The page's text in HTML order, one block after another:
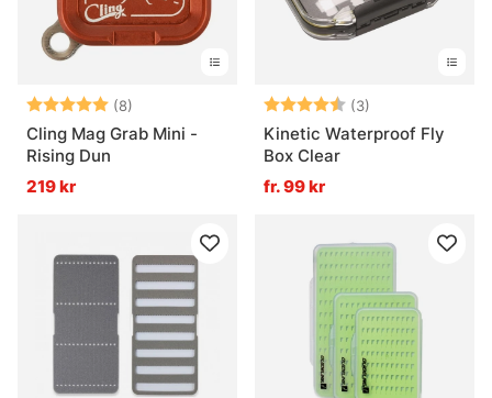
Betyg: (8)
5.0 utav 5 stjärnor
Cling Mag Grab Mini -
Rising Dun
219 kr
Betyg: (3)
Kinetic Waterproof Fly
Box Clear
fr. 99 kr